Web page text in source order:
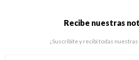
Recibe nuestras
¡Suscribite y recibí todas